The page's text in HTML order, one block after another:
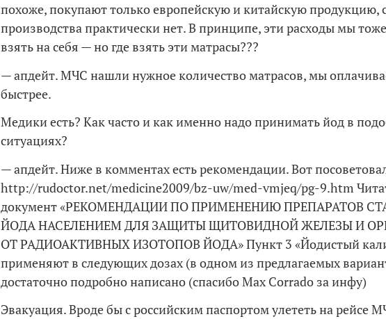
похоже, покупают только европейскую и китайскую продукцию,
производства практически нет. В принципе, эти расходы мы
взять на себя — но где взять эти матрасы???
— апдейт. МЧС нашли нужное количество матрасов, мы
быстрее.
Медики есть? Как часто и как именно надо принимать йод в
ситуациях?
— апдейт. Ниже в комментах есть рекомендации. Вот
http://rudoctor.net/medicine2009/bz-uw/med-vmjeq/pg-9.htm
документ «РЕКОМЕНДАЦИИ ПО ПРИМЕНЕНИЮ ПРЕПАРАТОВ
ЙОДА НАСЕЛЕНИЕМ ДЛЯ ЗАЩИТЫ ЩИТОВИДНОЙ ЖЕЛЕЗЫ И
ОТ РАДИОАКТИВНЫХ ИЗОТОПОВ ЙОДА» Пункт 3 «Йодистый
применяют в следующих дозах (в одном из предлагаемых
достаточно подробно написано (спасибо Max Corrado за инфу)
Эвакуация. Вроде бы с российским паспортом улететь на рейсе